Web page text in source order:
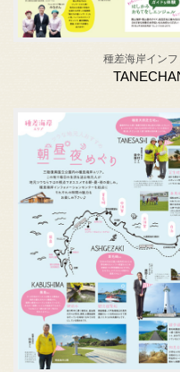
種差海岸イン